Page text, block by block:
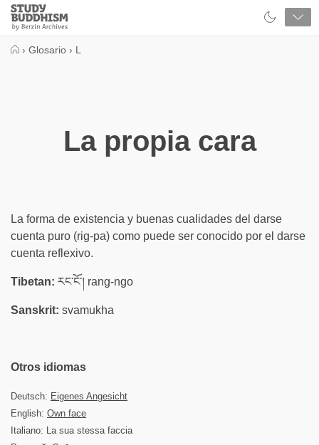
Close
Study
Buddhism
› Glosario › L
La propia cara
La forma de existencia y buenas cualidades del darse
cuenta puro (rig-pa) como puede ser conocido por el darse
cuenta reflexivo.
Tibetan: རང་ངོ་། rang-ngo
Sanskrit: svamukha
Otros idiomas
Deutsch: Eigenes Angesicht
English: Own face
Italiano: La sua stessa faccia